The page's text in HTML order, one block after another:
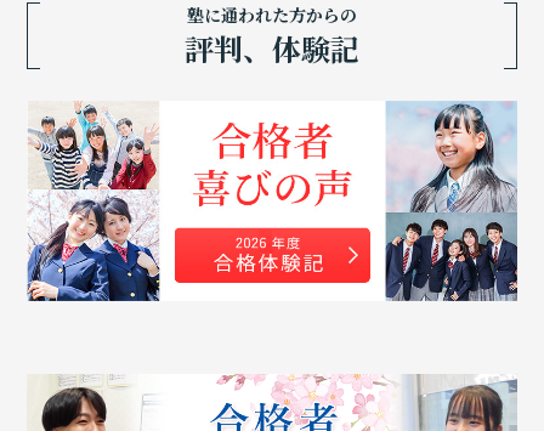
塾に通われた方からの
評判、体験記